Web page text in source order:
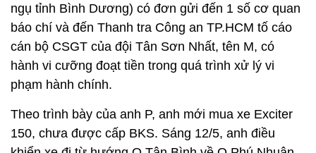
ngụ tỉnh Bình Dương) có đơn gửi đến 1 số cơ quan
báo chí và đến Thanh tra Công an TP.HCM tố cáo
cán bộ CSGT của đội Tân Sơn Nhất, tên M, có
hành vi cưỡng đoạt tiền trong quá trình xử lý vi
phạm hành chính.
Theo trình bày của anh P, anh mới mua xe Exciter
150, chưa được cấp BKS. Sáng 12/5, anh điều